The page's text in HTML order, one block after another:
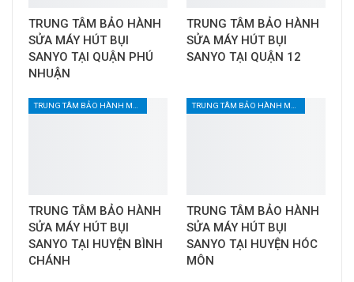
TRUNG TÂM BẢO HÀNH
SỬA MÁY HÚT BỤI
SANYO TẠI QUẬN PHÚ
NHUẬN
TRUNG TÂM BẢO HÀNH
SỬA MÁY HÚT BỤI
SANYO TẠI QUẬN 12
TRUNG TÂM BẢO HÀNH
SỬA MÁY HÚT BỤI
SANYO TẠI HUYỆN BÌNH
CHÁNH
TRUNG TÂM BẢO HÀNH
SỬA MÁY HÚT BỤI
SANYO TẠI HUYỆN HÓC
MÔN